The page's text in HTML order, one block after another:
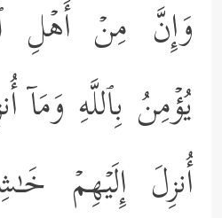
وَإِنَّ مِنۡ أَهۡلِ
یُؤۡمِنُ بِٱللَّهِ وَمَاۤ
أُنزِلَ إِلَیۡهِمۡ